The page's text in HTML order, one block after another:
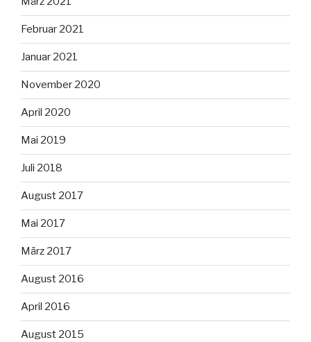
Februar 2021
Januar 2021
November 2020
April 2020
Mai 2019
Juli 2018
August 2017
Mai 2017
März 2017
August 2016
April 2016
August 2015